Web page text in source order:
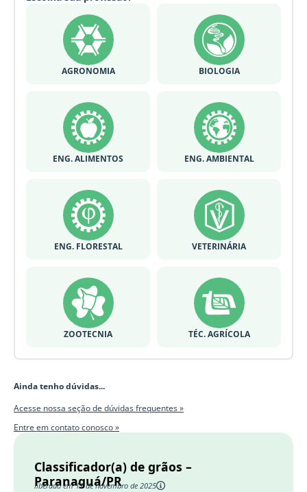
AGRONOMIA BIOLOGIA
ENG. ALIMENTOS ENG. AMBIENTAL
ENG. FLORESTAL VETERINÁRIA
ZOOTECNIA TÉC. AGRÍCOLA
Ainda tenho dúvidas...
Acesse nossa seção de dúvidas frequentes »
Entre em contato conosco »
Classificador(a) de grãos –
Paranaguá/PR
liberado em 11 de novembro de 2025